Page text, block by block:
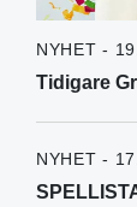
NYHET -
Tidigare
NYHET -